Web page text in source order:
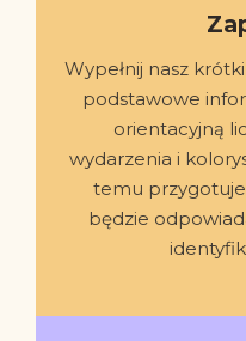
Wypełnij nasz
podstawowe
orientacyjną
wydarzenia i
temu
będzie